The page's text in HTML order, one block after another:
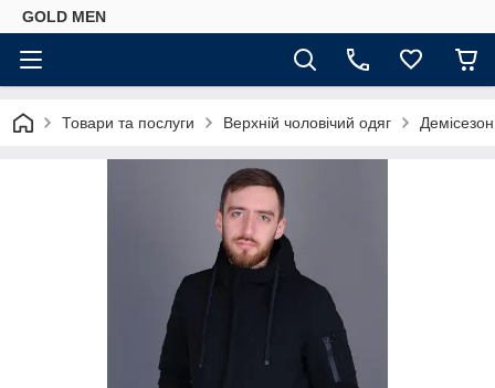
GOLD MEN
Товари та послуги Верхній чоловічий одяг